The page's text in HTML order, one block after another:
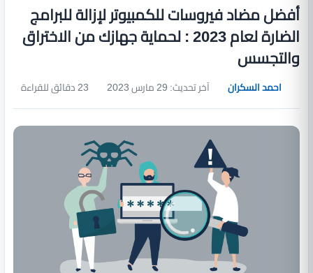
أفضل مضاد فيروسات للكمبيوتر لإزالة للبرامج
الضارة لعام 2023 : لحماية جهازك من الاختراق
والتجسس
احمد السكران آخر تحديث: 29 مارس 2023